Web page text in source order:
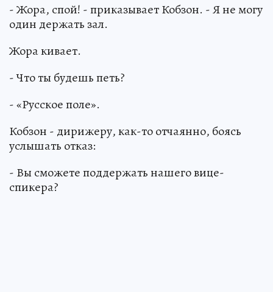
- Жора, спой! - приказывает Кобзон. - Я не могу
один держать зал.
Жора кивает.
- Что ты будешь петь?
- «Русское поле».
Кобзон - дирижеру, как-то отчаянно, боясь
услышать отказ:
- Вы сможете поддержать нашего вице-
спикера?